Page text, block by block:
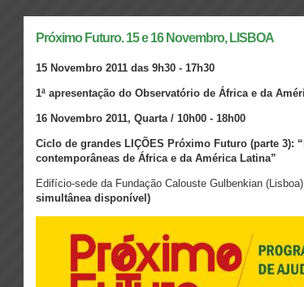
Próximo Futuro. 15 e 16 Novembro, LISBOA
15 Novembro 2011 das 9h30 - 17h30
1ª apresentação do Observatório de África e da
16 Novembro 2011, Quarta / 10h00 - 18h00
Ciclo de grandes LIÇÕES Próximo Futuro (parte 3):
contemporâneas de África e da América Latina”
Edifício-sede da Fundação Calouste Gulbenkian
simultânea disponível)